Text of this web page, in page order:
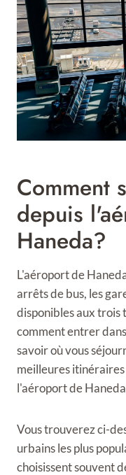
Comment
depuis
Haneda?
L'aéroport de
arrêts de bus, les
disponibles aux trois
comment entrer
savoir où vous
meilleures
l'aéroport de
Vous trouverez ci-
urbains les plus
choisissent souvent